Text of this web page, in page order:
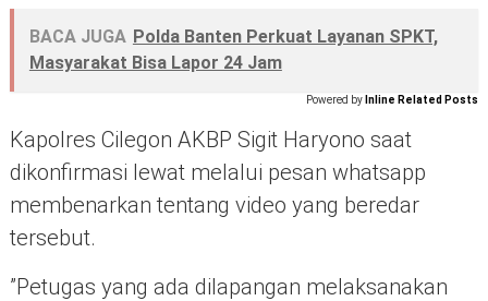
BACA JUGA Polda Banten Perkuat Layanan SPKT,
Masyarakat Bisa Lapor 24 Jam
Powered by Inline Related Posts
Kapolres Cilegon AKBP Sigit Haryono saat
dikonfirmasi lewat melalui pesan whatsapp
membenarkan tentang video yang beredar
tersebut.
”Petugas yang ada dilapangan melaksanakan